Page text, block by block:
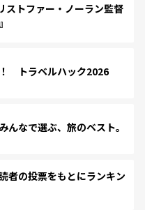
トファー・ノーラン監督
トラベルハック2026
なで選ぶ、旅のベスト。
の投票をもとにランキン